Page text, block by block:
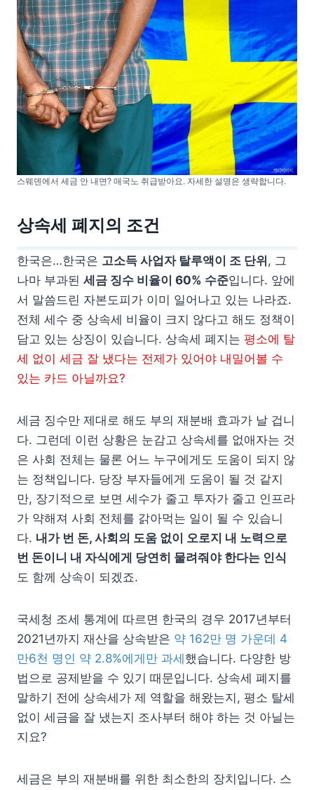
스웨덴에서 세금 안 내면? 매국노 취급받아요. 자세한 설명은 생략합니다.
상속세 폐지의 조건
한국은…한국은 고소득 사업자 탈루액이 조 단위 , 그
나마 부과된 세금 징수 비율이 60% 수준입니다. 앞에
서 말씀드린 자본도피가 이미 일어나고 있는 나라죠.
전체 세수 중 상속세 비율이 크지 않다고 해도 정책이
담고 있는 상징이 있습니다. 상속세 폐지는 평소에 탈
세 없이 세금 잘 냈다는 전제가 있어야 내밀어볼 수
있는 카드 아닐까요?
세금 징수만 제대로 해도 부의 재분배 효과가 날 겁니
다. 그런데 이런 상황은 눈감고 상속세를 없애자는 것
은 사회 전체는 물론 어느 누구에게도 도움이 되지 않
는 정책입니다. 당장 부자들에게 도움이 될 것 같지
만, 장기적으로 보면 세수가 줄고 투자가 줄고 인프라
가 약해져 사회 전체를 갉아먹는 일이 될 수 있습니
다. 내가 번 돈, 사회의 도움 없이 오로지 내 노력으로
번 돈이니 내 자식에게 당연히 물려줘야 한다는 인식
도 함께 상속이 되겠죠.
국세청 조세 통계에 따르면 한국의 경우 2017년부터
2021년까지 재산을 상속받은 약 162만 명 가운데 4
만6천 명인 약 2.8%에게만 과세했습니다. 다양한 방
법으로 공제받을 수 있기 때문입니다. 상속세 폐지를
말하기 전에 상속세가 제 역할을 해왔는지, 평소 탈세
없이 세금을 잘 냈는지 조사부터 해야 하는 것 아닐는
지요?
세금은 부의 재분배를 위한 최소한의 장치입니다. 스